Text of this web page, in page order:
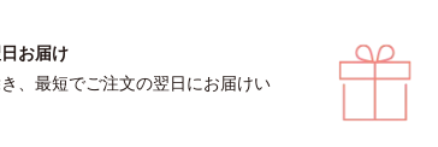
お届け
、最短でご注文の翌日にお届けい